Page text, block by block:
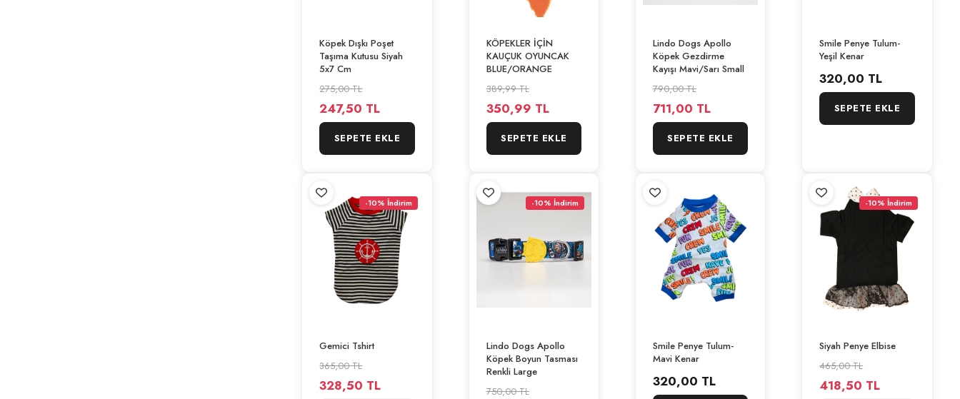
Köpek Dışkı Poşet
Taşıma Kutusu Siyah
5x7 Cm
275,00 TL
247,50 TL
SEPETE EKLE
KÖPEKLER İÇİN
KAUÇUK OYUNCAK
BLUE/ORANGE
389,99 TL
350,99 TL
SEPETE EKLE
Lindo Dogs Apollo
Köpek Gezdirme
Kayışı Mavi/Sarı Small
790,00 TL
711,00 TL
SEPETE EKLE
Smile Penye Tulum-
Yeşil Kenar
320,00 TL
SEPETE EKLE
-10% İndirim
Gemici Tshirt
365,00 TL
328,50 TL
-10% İndirim
Lindo Dogs Apollo
Köpek Boyun Tasması
Renkli Large
750,00 TL
Smile Penye Tulum-
Mavi Kenar
320,00 TL
-10% İndirim
Siyah Penye Elbise
465,00 TL
418,50 TL